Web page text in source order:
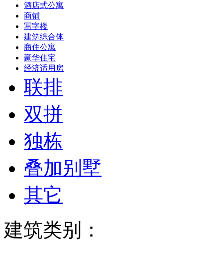
酒店式公寓
商铺
写字楼
建筑综合体
商住公寓
豪华住宅
经济适用房
联排
双拼
独栋
叠加别墅
其它
建筑类别：